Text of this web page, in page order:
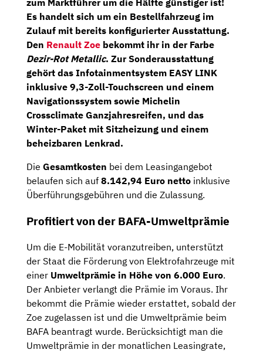
zum Marktführer um die Hälfte günstiger ist!
Es handelt sich um ein Bestellfahrzeug im
Zulauf mit bereits konfigurierter Ausstattung.
Den Renault Zoe bekommt ihr in der Farbe
Dezir-Rot Metallic. Zur Sonderausstattung
gehört das Infotainmentsystem EASY LINK
inklusive 9,3-Zoll-Touchscreen und einem
Navigationssystem sowie Michelin
Crossclimate Ganzjahresreifen, und das
Winter-Paket mit Sitzheizung und einem
beheizbaren Lenkrad.
Die Gesamtkosten bei dem Leasingangebot
belaufen sich auf 8.142,94 Euro netto inklusive
Überführungsgebühren und die Zulassung.
Profitiert von der BAFA-Umweltprämie
Um die E-Mobilität voranzutreiben, unterstützt
der Staat die Förderung von Elektrofahrzeuge mit
einer Umweltprämie in Höhe von 6.000 Euro.
Der Anbieter verlangt die Prämie im Voraus. Ihr
bekommt die Prämie wieder erstattet, sobald der
Zoe zugelassen ist und die Umweltprämie beim
BAFA beantragt wurde. Berücksichtigt man die
Umweltprämie in der monatlichen Leasingrate,